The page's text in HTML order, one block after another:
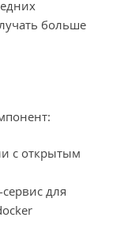
больше
с открытым
для